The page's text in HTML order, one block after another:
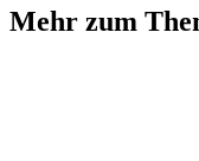
Mehr zum